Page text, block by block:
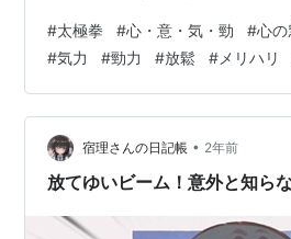
意・気・勁 が上手に表現出来て居
る事も出来ませんし、大会で良い
ん。 如何にすれば 心・意・気・
のか。似顔絵と同じです。きっち
張/強調して簡略化/省略化した表現
とも必要なのです。 目は心の窓で
#太極拳 #心・意・気・勁 #心の
#気力 #勁力 #放鬆 # メリハリ
宿理さんの日記帳 • 2年前
放てゆいビーム！意外と知ら